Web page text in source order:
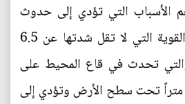
الأسباب التي تؤدي إلى حدوث
تسونامي هي الزلازل القوية التي لا تقل شدتها عن 6.5
تحدث في قاع المحيط على
من 70 كيلوا متراً تحت سطح الأرض وتؤدي إلى